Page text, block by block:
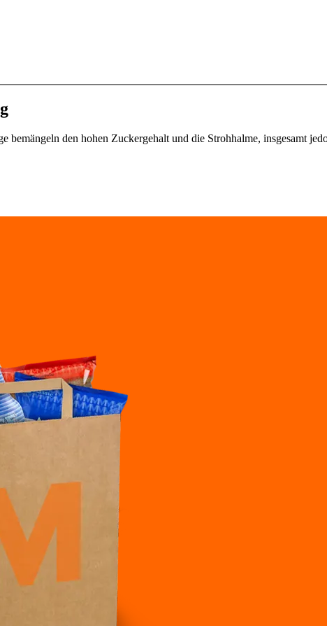
bemängeln den hohen Zuckergehalt und die Strohhalme, insgesamt